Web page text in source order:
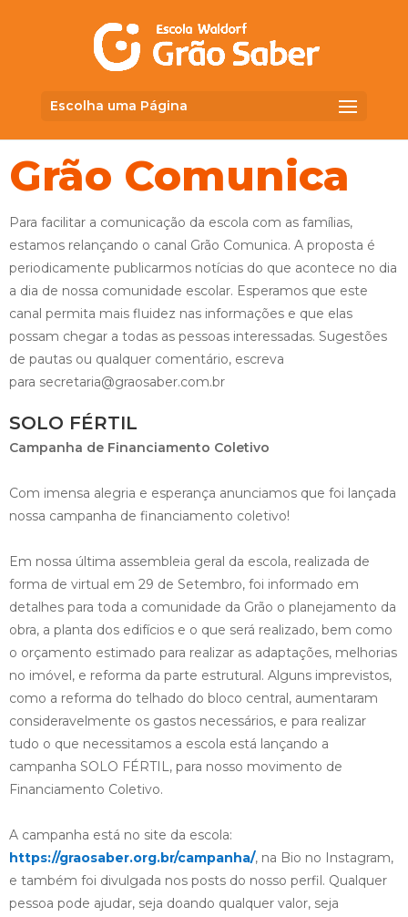
Escolha uma Página
Grão Comunica
Para facilitar a comunicação da escola com as famílias,
estamos relançando o canal Grão Comunica. A proposta é
periodicamente publicarmos notícias do que acontece no dia
a dia de nossa comunidade escolar. Esperamos que este
canal permita mais fluidez nas informações e que elas
possam chegar a todas as pessoas interessadas. Sugestões
de pautas ou qualquer comentário, escreva
para secretaria@graosaber.com.br
SOLO FÉRTIL
Campanha de Financiamento Coletivo
Com imensa alegria e esperança anunciamos que foi lançada
nossa campanha de financiamento coletivo!
Em nossa última assembleia geral da escola, realizada de
forma de virtual em 29 de Setembro, foi informado em
detalhes para toda a comunidade da Grão o planejamento da
obra, a planta dos edifícios e o que será realizado, bem como
o orçamento estimado para realizar as adaptações, melhorias
no imóvel, e reforma da parte estrutural. Alguns imprevistos,
como a reforma do telhado do bloco central, aumentaram
consideravelmente os gastos necessários, e para realizar
tudo o que necessitamos a escola está lançando a
campanha SOLO FÉRTIL, para nosso movimento de
Financiamento Coletivo.
A campanha está no site da escola:
https://graosaber.org.br/campanha/, na Bio no Instagram,
e também foi divulgada nos posts do nosso perfil. Qualquer
pessoa pode ajudar, seja doando qualquer valor, seja